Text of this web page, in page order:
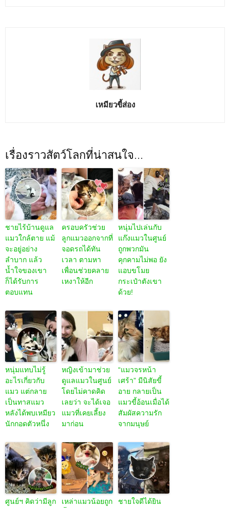
เหมียวขี้ส่อง
เรื่องราวสัตว์โลกที่น่าสนใจ...
ชายไร้บ้านดูแล
แมวใกล้ตาย แม้
จะอยู่อย่าง
ลำบาก แล้ว
น้ำใจของเขา
ก็ได้รับการ
ตอบแทน
ครอบครัวช่วย
ลูกแมวออกจากที่
จอดรถได้ทัน
เวลา ตามหา
เพื่อนช่วยคลาย
เหงาให้อีก
หนุ่มไปเล่นกับ
แก๊งแมวในศูนย์
ถูกพวกมัน
คุกคามไม่พอ ยัง
แอบขโมย
กระเป๋าตังเขา
ด้วย!
หนุ่มแทบไม่รู้
อะไรเกี่ยวกับ
แมว แต่กลาย
เป็นทาสแมว
หลังได้พบเหมียว
นักกอดตัวหนึ่ง
หญิงเข้ามาช่วย
ดูแลแมวในศูนย์
โดยไม่คาดคิด
เลยว่า จะได้เจอ
แมวที่เคยเลี้ยง
มาก่อน
“แมวจรหน้า
เศร้า” มีนิสัยขี้
อาย กลายเป็น
แมวขี้อ้อนเมื่อได้
สัมผัสความรัก
จากมนุษย์
ศูนย์ฯ คิดว่ามีลูก
เหล่าแมวน้อยถูก
ชายใจดีได้ยิน